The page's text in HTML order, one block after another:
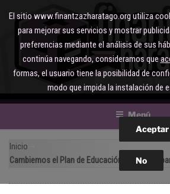
contenido
Menú
Inicio
Cambiemos el Plan de Educación Financiera
El sitio www.finantzazharatago.org utiliza
para mejorar sus servicios y mostrar
preferencias mediante el análisis de sus
continúa navegando, consideramos que
formas, el usuario tiene la posibilidad de
modo que impida la instalación de